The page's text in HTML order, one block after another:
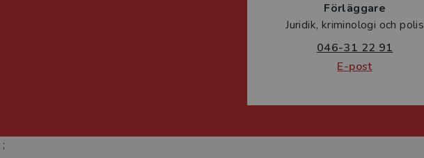
Förläggare
Juridik, kriminologi och polis
046-31 22 91
E-post
;